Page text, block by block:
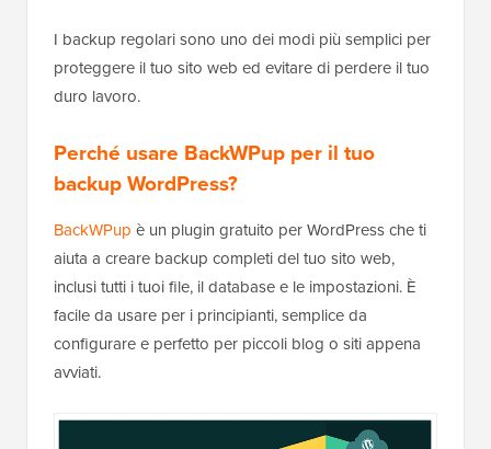
I backup regolari sono uno dei modi più semplici per
proteggere il tuo sito web ed evitare di perdere il tuo
duro lavoro.
Perché usare BackWPup per il tuo
backup WordPress?
BackWPup è un plugin gratuito per WordPress che ti
aiuta a creare backup completi del tuo sito web,
inclusi tutti i tuoi file, il database e le impostazioni. È
facile da usare per i principianti, semplice da
configurare e perfetto per piccoli blog o siti appena
avviati.